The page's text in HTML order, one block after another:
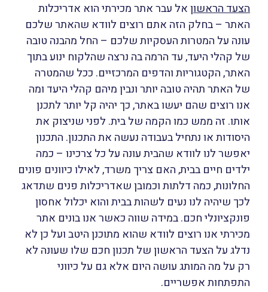
הצעד הראשוןאל עבר אתר מכירתי הוא אדריכלות
האתר – בחלק הזה אתם רוצים לוודא שהאתר שלכם
עונה על המטרות העסקיות שלכם – החל מהבנה טובה
של קהלי היעד, עד הרמה בה נרצה שהלקוח ינוע בתוך
האתר, הקטגוריות והדפים המרכזיים. ככל שהמטרה
של האתר תהיה טובה יותר ונבין מיהם קהלי היעד ומה
אנו רוצים שהם יעשו באתר, כך יהיה קל יותר לתכנן
אותו. זה ממש כמו הקמה של בית. לפני שניצוק את
היסודות או נתחיל בעבודה נעשה את התכנון. התכנון
יאפשר לנו לוודא שהבית עונה על כל צרכינו – כמה
ילדים חיים בבית, האם צריך משרד, לאילו כיוונים פונים
החלונות, כמה דלתות וכמובן שאדריכלות פנים שתדאג
לכך שיהיה לנו נעים לשהות בבית והוא יכלול אחסון
פונקציונלי חכם.במידה שווה כאשר אנו בונים אתר
מכירתי אנו רוצים לוודא שהוא מתוכנן היטב ועל כן לא
נדלג על הצעד הראשון של תכנון חכם שלו שעונה לא
רק על מה המותג עושה היום אלא גם על כיווני
התפתחות אפשריים.